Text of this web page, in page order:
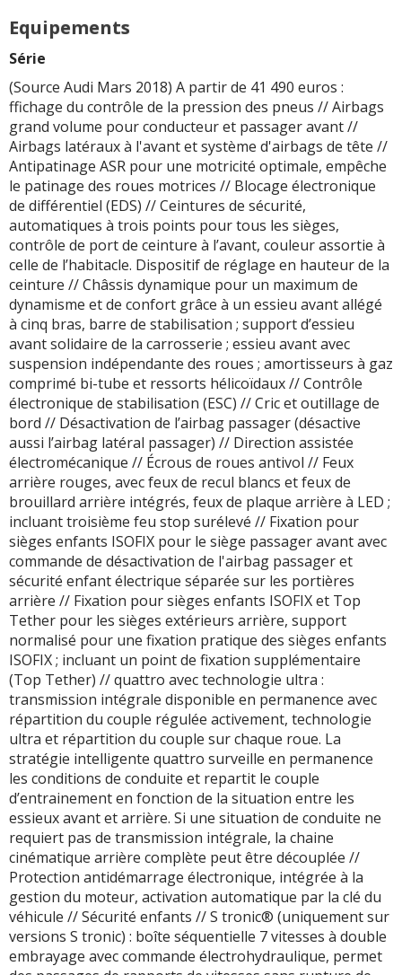
Equipements
Série
(Source Audi Mars 2018) A partir de 41 490 euros :
ffichage du contrôle de la pression des pneus // Airbags
grand volume pour conducteur et passager avant //
Airbags latéraux à l'avant et système d'airbags de tête //
Antipatinage ASR pour une motricité optimale, empêche
le patinage des roues motrices // Blocage électronique
de différentiel (EDS) // Ceintures de sécurité,
automatiques à trois points pour tous les sièges,
contrôle de port de ceinture à l’avant, couleur assortie à
celle de l’habitacle. Dispositif de réglage en hauteur de la
ceinture // Châssis dynamique pour un maximum de
dynamisme et de confort grâce à un essieu avant allégé
à cinq bras, barre de stabilisation ; support d’essieu
avant solidaire de la carrosserie ; essieu avant avec
suspension indépendante des roues ; amortisseurs à gaz
comprimé bi-tube et ressorts hélicoïdaux // Contrôle
électronique de stabilisation (ESC) // Cric et outillage de
bord // Désactivation de l’airbag passager (désactive
aussi l’airbag latéral passager) // Direction assistée
électromécanique // Écrous de roues antivol // Feux
arrière rouges, avec feux de recul blancs et feux de
brouillard arrière intégrés, feux de plaque arrière à LED ;
incluant troisième feu stop surélevé // Fixation pour
sièges enfants ISOFIX pour le siège passager avant avec
commande de désactivation de l'airbag passager et
sécurité enfant électrique séparée sur les portières
arrière // Fixation pour sièges enfants ISOFIX et Top
Tether pour les sièges extérieurs arrière, support
normalisé pour une fixation pratique des sièges enfants
ISOFIX ; incluant un point de fixation supplémentaire
(Top Tether) // quattro avec technologie ultra :
transmission intégrale disponible en permanence avec
répartition du couple régulée activement, technologie
ultra et répartition du couple sur chaque roue. La
stratégie intelligente quattro surveille en permanence
les conditions de conduite et repartit le couple
d’entrainement en fonction de la situation entre les
essieux avant et arrière. Si une situation de conduite ne
requiert pas de transmission intégrale, la chaine
cinématique arrière complète peut être découplée //
Protection antidémarrage électronique, intégrée à la
gestion du moteur, activation automatique par la clé du
véhicule // Sécurité enfants // S tronic® (uniquement sur
versions S tronic) : boîte séquentielle 7 vitesses à double
embrayage avec commande électrohydraulique, permet